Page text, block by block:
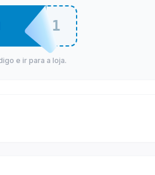
e ir para a loja.